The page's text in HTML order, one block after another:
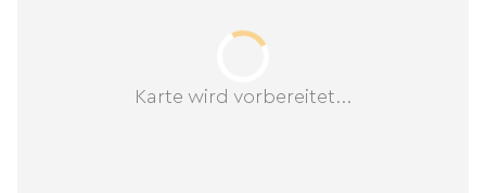
Karte wird vorbereitet...